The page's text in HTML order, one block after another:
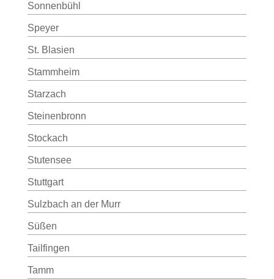
Sonnenbühl
Speyer
St. Blasien
Stammheim
Starzach
Steinenbronn
Stockach
Stutensee
Stuttgart
Sulzbach an der Murr
Süßen
Tailfingen
Tamm